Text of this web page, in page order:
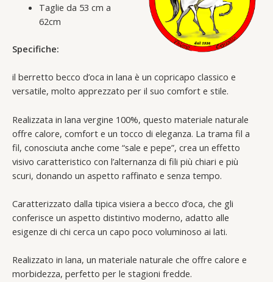
Taglie da 53 cm a
62cm
Specifiche:
il berretto becco d’oca in lana è un copricapo classico e
versatile, molto apprezzato per il suo comfort e stile.
Realizzata in lana vergine 100%, questo materiale naturale
offre calore, comfort e un tocco di eleganza. La trama fil a
fil, conosciuta anche come “sale e pepe”, crea un effetto
visivo caratteristico con l’alternanza di fili più chiari e più
scuri, donando un aspetto raffinato e senza tempo.
Caratterizzato dalla tipica visiera a becco d’oca, che gli
conferisce un aspetto distintivo moderno, adatto alle
esigenze di chi cerca un capo poco voluminoso ai lati.
Realizzato in lana, un materiale naturale che offre calore e
morbidezza, perfetto per le stagioni fredde.